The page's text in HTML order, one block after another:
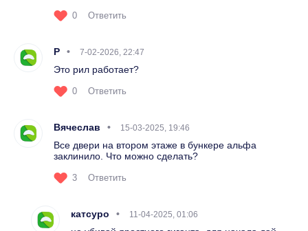
0 Ответить
Р 7-02-2026, 22:47
Это рил работает?
0 Ответить
Вячеслав 15-03-2025, 19:46
Все двери на втором этаже в бункере альфа
заклинило. Что можно сделать?
3 Ответить
катсуро 11-04-2025, 01:06